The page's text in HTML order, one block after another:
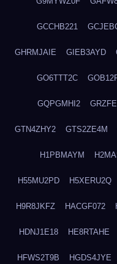
GCCHB221
GHRMJAIE GIEB3AYD
GO6TTT2C
GQPGMHI2
GTN4ZHY2 GTS2ZE4M
H1PBMAYM
H55MU2PD H5XERU2Q
H9R8JKFZ HACGF072
HDNJ1E18 HE8RTAHE
HFWS2T9B HGDS4JYE